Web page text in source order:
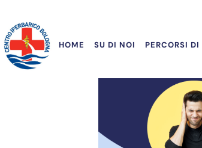
HOME SU DI NOI PERCORSI DI